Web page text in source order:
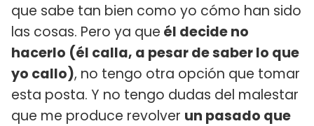
que sabe tan bien como yo cómo han sido
las cosas. Pero ya que él decide no
hacerlo (él calla, a pesar de saber lo que
yo callo), no tengo otra opción que tomar
esta posta. Y no tengo dudas del malestar
que me produce revolver un pasado que